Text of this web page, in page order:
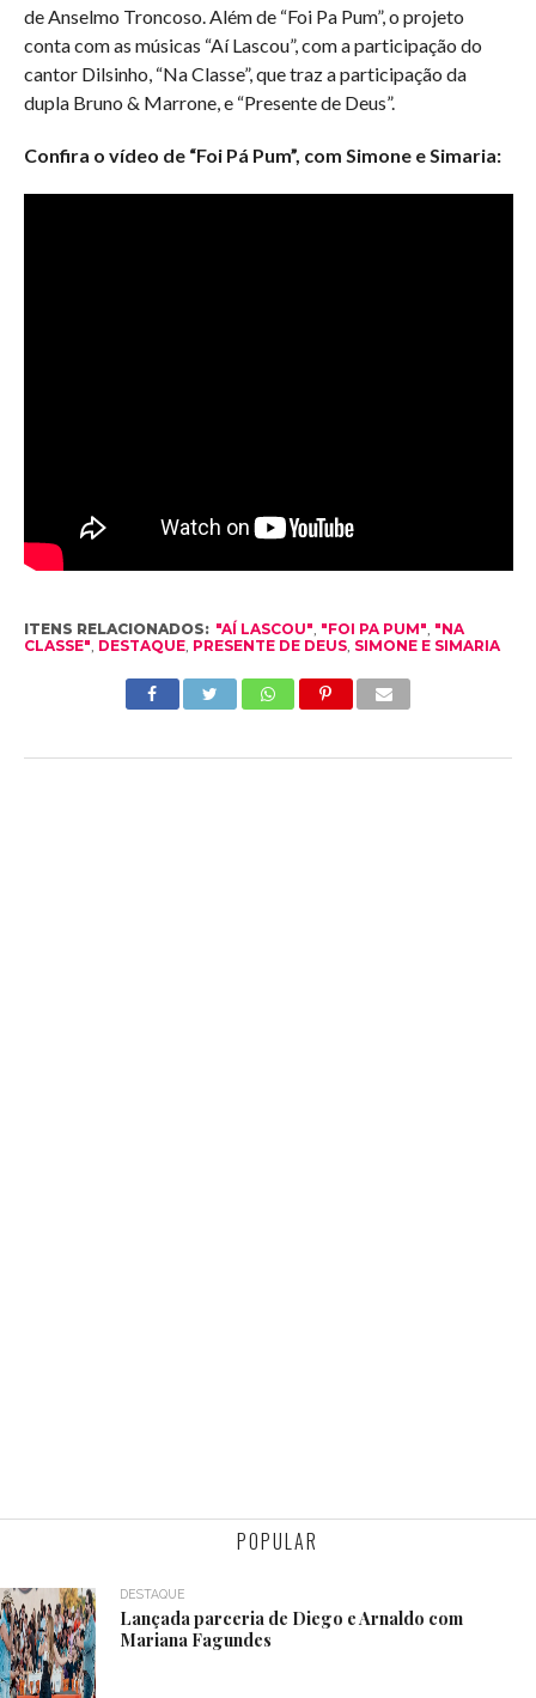
de Anselmo Troncoso. Além de “Foi Pa Pum”, o projeto
conta com as músicas “Aí Lascou”, com a participação do
cantor Dilsinho, “Na Classe”, que traz a participação da
dupla Bruno & Marrone, e “Presente de Deus”.
Confira o vídeo de “Foi Pá Pum”, com Simone e Simaria:
ITENS RELACIONADOS: "AÍ LASCOU" "FOI PA PUM" "NA
CLASSE" DESTAQUE, PRESENTE DE DEUS, SIMONE E SIMARIA
POPULAR
DESTAQUE
Lançada parceria de Diego e Arnaldo com
Mariana Fagundes